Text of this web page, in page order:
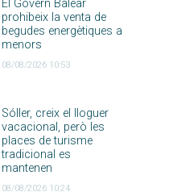
El Govern Balear
prohibeix la venta de
begudes energètiques a
menors
08/08/2026 10:53
Sóller, creix el lloguer
vacacional, però les
places de turisme
tradicional es
mantenen
08/08/2026 10:24